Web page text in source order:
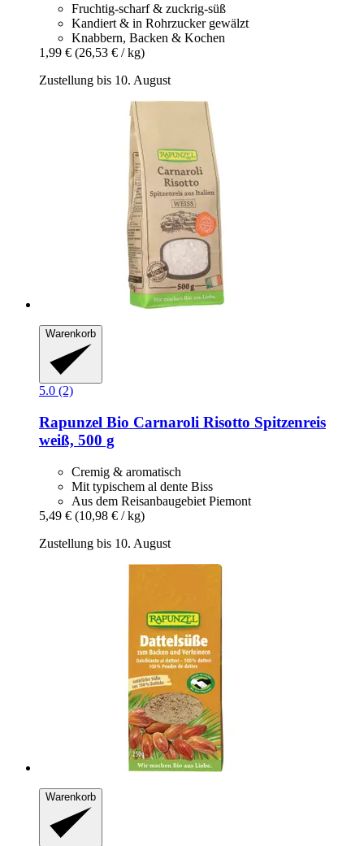
Fruchtig-scharf & zuckrig-süß
Kandiert & in Rohrzucker gewälzt
Knabbern, Backen & Kochen
1,99 € (26,53 € / kg)
Zustellung bis 10. August
Warenkorb
5.0 (2)
Rapunzel Bio Carnaroli Risotto Spitzenreis
weiß, 500 g
Cremig & aromatisch
Mit typischem al dente Biss
Aus dem Reisanbaugebiet Piemont
5,49 € (10,98 € / kg)
Zustellung bis 10. August
Warenkorb